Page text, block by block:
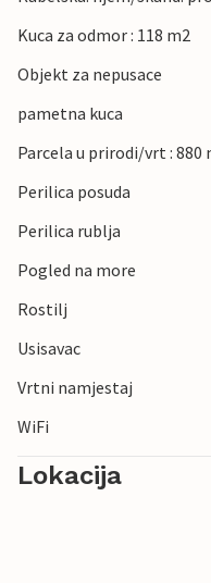
Kuca za odmor : 118 m2
Objekt za nepusace
pametna kuca
Parcela u prirodi/vrt : 880
Perilica posuda
Perilica rublja
Pogled na more
Rostilj
Usisavac
Vrtni namjestaj
WiFi
Lokacija